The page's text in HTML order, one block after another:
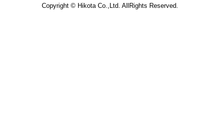
Copyright © Hikota Co.,Ltd. AllRights Reserved.